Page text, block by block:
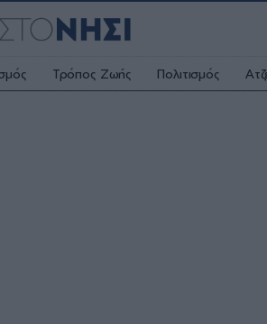
Τρόπος Ζωής Πολιτισμός